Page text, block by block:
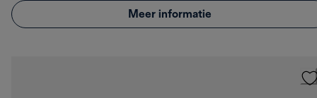
Meer informatie